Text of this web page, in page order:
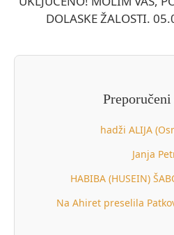
DOLASKE ŽALOSTI.
hadži ALIJA
Janja
HABIBA (HUSEIN)
Na Ahiret preselila